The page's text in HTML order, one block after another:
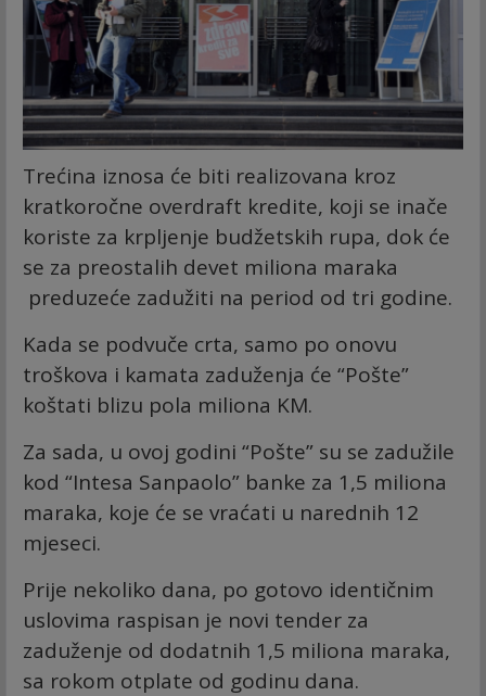
Trećina iznosa će biti realizovana kroz
kratkoročne overdraft kredite, koji se inače
koriste za krpljenje budžetskih rupa, dok će
se za preostalih devet miliona maraka
preduzeće zadužiti na period od tri godine.
Kada se podvuče crta, samo po onovu
troškova i kamata zaduženja će “Pošte”
koštati blizu pola miliona KM.
Za sada, u ovoj godini “Pošte” su se zadužile
kod “Intesa Sanpaolo” banke za 1,5 miliona
maraka, koje će se vraćati u narednih 12
mjeseci.
Prije nekoliko dana, po gotovo identičnim
uslovima raspisan je novi tender za
zaduženje od dodatnih 1,5 miliona maraka,
sa rokom otplate od godinu dana.